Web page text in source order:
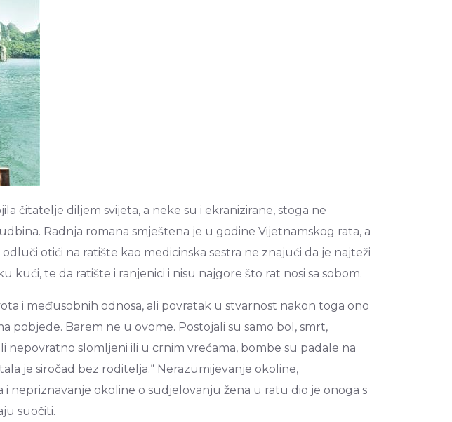
čitatelje diljem svijeta, a neke su i ekranizirane, stoga ne
Radnja romana smještena je u godine Vijetnamskog rata, a
otići na ratište kao medicinska sestra ne znajući da je najteži
kući, te da ratište i ranjenici i nisu najgore što rat nosi sa sobom.
i međusobnih odnosa, ali povratak u stvarnost nakon toga ono
pobjede. Barem ne u ovome. Postojali su samo bol, smrt,
nepovratno slomljeni ili u crnim vrećama, bombe su padale na
je siročad bez roditelja.“ Nerazumijevanje okoline,
nepriznavanje okoline o sudjelovanju žena u ratu dio je onoga s
suočiti.